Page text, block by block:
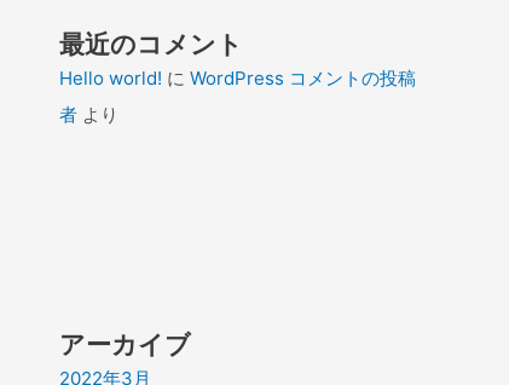
最近のコメント
Hello world! に WordPress コメントの投稿
者 より
アーカイブ
2022年3月